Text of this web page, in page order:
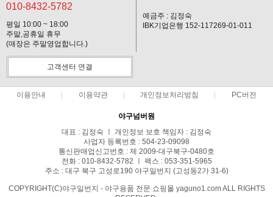
010-8432-5782
평일 10:00 ~ 18:00
주말,공휴일 휴무
(매장은 주말영업합니다.)
예금주 : 김정숙
IBK기업은행 152-117269-01-011
고객센터 연결
이용안내 이용약관 개인정보처리방침 PC버전
야구넘버원
대표 : 김정숙 ㅣ 개인정보 보호 책임자 : 김정숙
사업자 등록번호 : 504-23-09098
통신판매업신고번호 : 제 2009-대구북구-0480호
전화 : 010-8432-5782 ㅣ 팩스 : 053-351-5965
주소 : 대구 북구 고성로190 야구일번지 (고성동2가 31-6)
COPYRIGHT(C)야구일번지 - 야구용품 전문 쇼핑몰 yaguno1.com ALL RIGHTS